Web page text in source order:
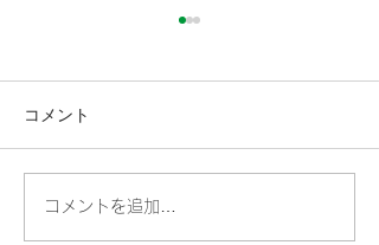
全国Bizネットワークにつ
コメント
コメントを追加…